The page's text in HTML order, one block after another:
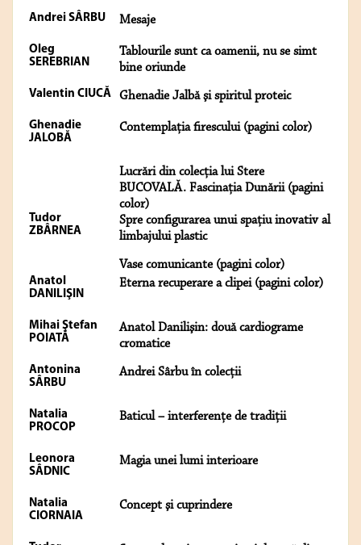
Andrei SÂRBU Mesaje
Oleg
SEREBRIAN
Tablourile sunt ca oamenii, nu se simt
bine oriunde
Valentin CIUCĂ Ghenadie Jalbă şi spiritul proteic
Ghenadie
JALOBĂ
Contemplaţia firescului (pagini color)
Lucrări din colecţia lui Stere
BUCOVALĂ. Fascinaţia Dunării (pagini
color)
Tudor
ZBÂRNEA
Spre configurarea unui spaţiu inovativ al
limbajului plastic
Vase comunicante (pagini color)
Anatol
DANILIŞIN
Eterna recuperare a clipei (pagini color)
Mihai Ştefan
POIATĂ
Anatol Danilişin: două cardiograme
cromatice
Antonina
SÂRBU
Andrei Sârbu în colecții
Natalia
PROCOP
Baticul – interferenţe de tradiţii
Leonora
SÂDNIC
Magia unei lumi interioare
Natalia
CIORNAIA
Concept şi cuprindere